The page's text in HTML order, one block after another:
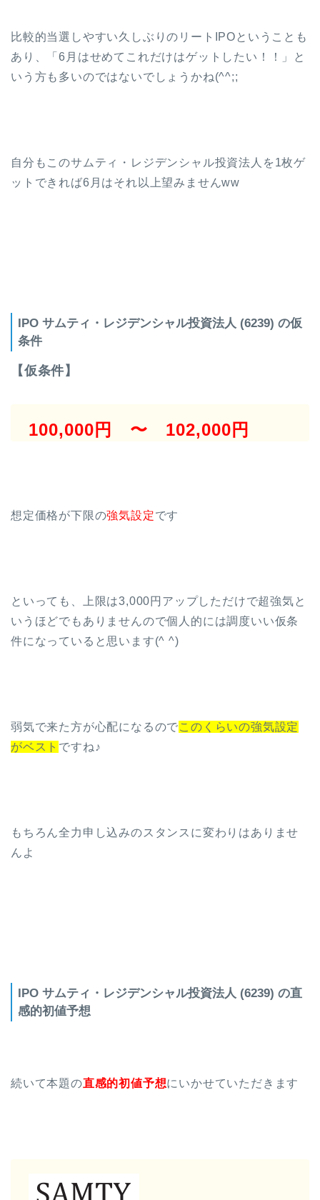
比較的当選しやすい久しぶりのリートIPOということも
あり、「6月はせめてこれだけはゲットしたい！！」と
いう方も多いのではないでしょうかね(^^;;
自分もこのサムティ・レジデンシャル投資法人を1枚ゲ
ットできれば6月はそれ以上望みませんww
IPO サムティ・レジデンシャル投資法人 (6239) の仮
条件
【仮条件】
100,000円 〜 102,000円
想定価格が下限の強気設定です
といっても、上限は3,000円アップしただけで超強気と
いうほどでもありませんので個人的には調度いい仮条
件になっていると思います(^ ^)
弱気で来た方が心配になるのでこのくらいの強気設定
がベスト ですね♪
もちろん全力申し込みのスタンスに変わりはありませ
んよ
IPO サムティ・レジデンシャル投資法人 (6239) の直
感的初値予想
続いて本題の直感的初値予想にいかせていただきます